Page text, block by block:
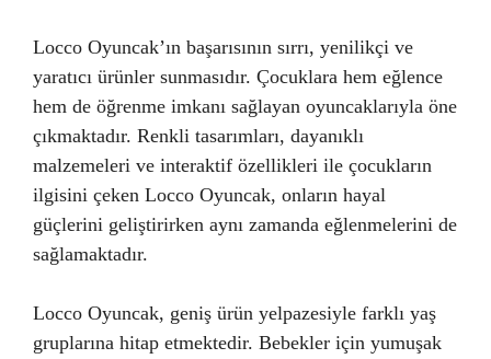
Locco Oyuncak’ın başarısının sırrı, yenilikçi ve
yaratıcı ürünler sunmasıdır. Çocuklara hem eğlence
hem de öğrenme imkanı sağlayan oyuncaklarıyla öne
çıkmaktadır. Renkli tasarımları, dayanıklı
malzemeleri ve interaktif özellikleri ile çocukların
ilgisini çeken Locco Oyuncak, onların hayal
güçlerini geliştirirken aynı zamanda eğlenmelerini de
sağlamaktadır.
Locco Oyuncak, geniş ürün yelpazesiyle farklı yaş
gruplarına hitap etmektedir. Bebekler için yumuşak